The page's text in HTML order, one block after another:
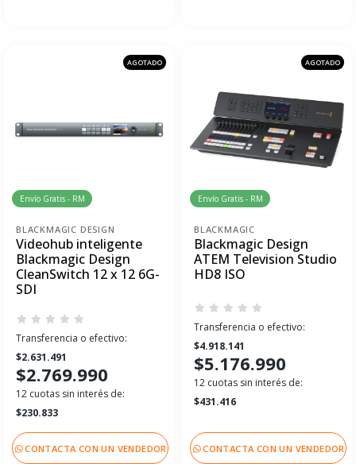
AGOTADO
Envío Gratis - RM
BLACKMAGIC DESIGN
Videohub inteligente
Blackmagic Design
CleanSwitch 12 x 12 6G-
SDI
Transferencia o efectivo:
$2.631.491
$2.769.990
12 cuotas sin interés de:
$230.833
CONTACTA CON UN VENDEDOR
AGOTADO
Envío Gratis - RM
BLACKMAGIC
Blackmagic Design
ATEM Television Studio
HD8 ISO
Transferencia o efectivo:
$4.918.141
$5.176.990
12 cuotas sin interés de:
$431.416
CONTACTA CON UN VENDEDOR